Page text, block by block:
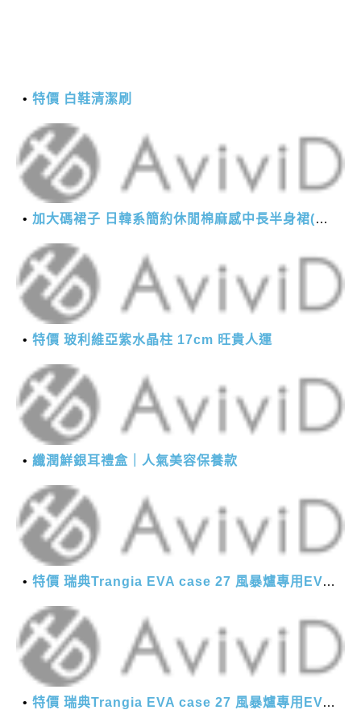
特價 白鞋清潔刷
加大碼裙子 日韓系簡約休閒棉麻感中長半身裙(M-2XL)【XMS54038】＊艾美時尚(現+預)
特價 玻利維亞紫水晶柱 17cm 旺貴人運
纖潤鮮銀耳禮盒｜人氣美容保養款
特價 瑞典Trangia EVA case 27 風暴爐專用EVA 防護外盒(小)-黑
特價 瑞典Trangia EVA case 27 風暴爐專用EVA 防護外盒(小)-黑